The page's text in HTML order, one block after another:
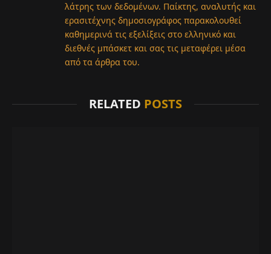
λάτρης των δεδομένων. Παίκτης, αναλυτής και
ερασιτέχνης δημοσιογράφος παρακολουθεί
καθημερινά τις εξελίξεις στο ελληνικό και
διεθνές μπάσκετ και σας τις μεταφέρει μέσα
από τα άρθρα του.
RELATED POSTS